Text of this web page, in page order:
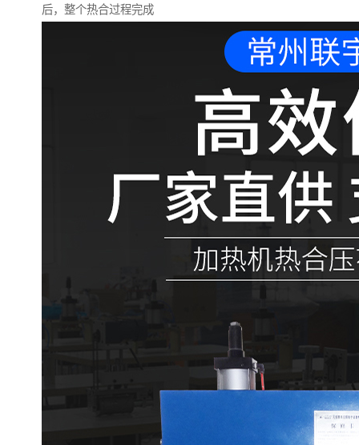
后，整个热合过程完成